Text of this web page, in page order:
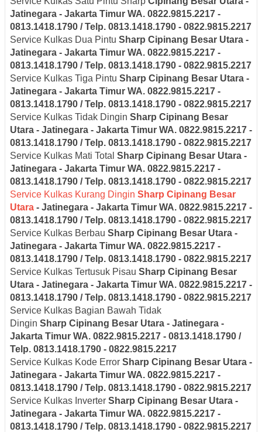
Jatinegara - Jakarta Timur WA. 0822.9815.2217 -
0813.1418.1790 / Telp. 0813.1418.1790 - 0822.9815.2217
Service Kulkas Dua Pintu Sharp Cipinang Besar Utara -
Jatinegara - Jakarta Timur WA. 0822.9815.2217 -
0813.1418.1790 / Telp. 0813.1418.1790 - 0822.9815.2217
Service Kulkas Tiga Pintu Sharp Cipinang Besar Utara -
Jatinegara - Jakarta Timur WA. 0822.9815.2217 -
0813.1418.1790 / Telp. 0813.1418.1790 - 0822.9815.2217
Service Kulkas Tidak Dingin Sharp Cipinang Besar
Utara - Jatinegara - Jakarta Timur WA. 0822.9815.2217 -
0813.1418.1790 / Telp. 0813.1418.1790 - 0822.9815.2217
Service Kulkas Mati Total Sharp Cipinang Besar Utara -
Jatinegara - Jakarta Timur WA. 0822.9815.2217 -
0813.1418.1790 / Telp. 0813.1418.1790 - 0822.9815.2217
Service Kulkas Kurang Dingin Sharp Cipinang Besar
Utara - Jatinegara - Jakarta Timur WA. 0822.9815.2217 -
0813.1418.1790 / Telp. 0813.1418.1790 - 0822.9815.2217
Service Kulkas Berbau Sharp Cipinang Besar Utara -
Jatinegara - Jakarta Timur WA. 0822.9815.2217 -
0813.1418.1790 / Telp. 0813.1418.1790 - 0822.9815.2217
Service Kulkas Tertusuk Pisau Sharp Cipinang Besar
Utara - Jatinegara - Jakarta Timur WA. 0822.9815.2217 -
0813.1418.1790 / Telp. 0813.1418.1790 - 0822.9815.2217
Service Kulkas Bagian Bawah Tidak
Dingin Sharp Cipinang Besar Utara - Jatinegara -
Jakarta Timur WA. 0822.9815.2217 - 0813.1418.1790 /
Telp. 0813.1418.1790 - 0822.9815.2217
Service Kulkas Kode Error Sharp Cipinang Besar Utara -
Jatinegara - Jakarta Timur WA. 0822.9815.2217 -
0813.1418.1790 / Telp. 0813.1418.1790 - 0822.9815.2217
Service Kulkas Inverter Sharp Cipinang Besar Utara -
Jatinegara - Jakarta Timur WA. 0822.9815.2217 -
0813.1418.1790 / Telp. 0813.1418.1790 - 0822.9815.2217